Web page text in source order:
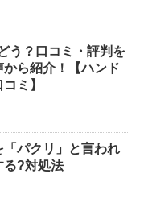
う？口コミ・評判を
ら紹介！【ハンド
ミ】
パクリ」と言われ
る?対処法